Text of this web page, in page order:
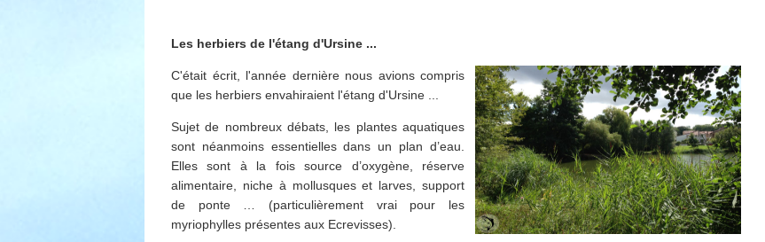
Les herbiers de l'étang d'Ursine ...
C'était écrit, l'année dernière nous avions compris
que les herbiers envahiraient l'étang d'Ursine ...
Sujet de nombreux débats, les plantes aquatiques
sont néanmoins essentielles dans un plan d’eau.
Elles sont à la fois source d’oxygène, réserve
alimentaire, niche à mollusques et larves, support
de ponte … (particulièrement vrai pour les
myriophylles présentes aux Ecrevisses).